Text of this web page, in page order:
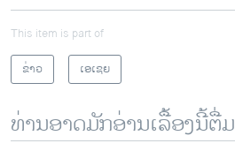
This item is part of
ຂ່າວ
ເອເຊຍ
ທ່ານອາດມັກອ່ານເລື້ອງນີ້ຕື່ມ